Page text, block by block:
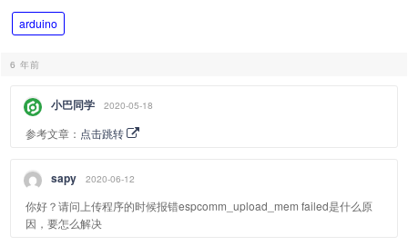
arduino
6 年前
小巴同学 2020-05-18
参考文章： 点击跳转
sapy 2020-06-12
你好？请问上传程序的时候报错espcomm_upload_mem failed是什么原
因，要怎么解决